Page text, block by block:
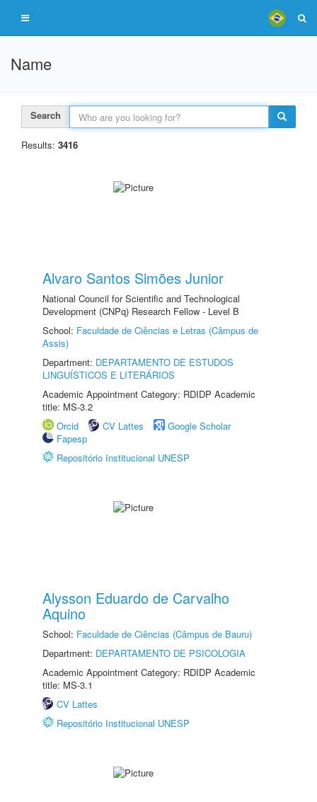
Name
Search
Results: 3416
Alvaro Santos Simões Junior
National Council for Scientific and Technological
Development (CNPq) Research Fellow - Level B
School: Faculdade de Ciências e Letras (Câmpus de
Assis)
Department: DEPARTAMENTO DE ESTUDOS
LINGUÍSTICOS E LITERÁRIOS
Academic Appointment Category: RDIDP Academic
title: MS-3.2
Orcid
CV Lattes
Google Scholar
Fapesp
Repositório Institucional UNESP
Alysson Eduardo de Carvalho
Aquino
School: Faculdade de Ciências (Câmpus de Bauru)
Department: DEPARTAMENTO DE PSICOLOGIA
Academic Appointment Category: RDIDP Academic
title: MS-3.1
CV Lattes
Repositório Institucional UNESP